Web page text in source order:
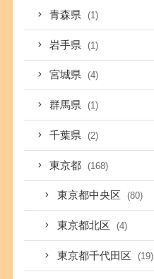
青森県 (1)
岩手県 (1)
宮城県 (4)
群馬県 (1)
千葉県 (2)
東京都 (168)
東京都中央区 (80)
東京都北区 (4)
東京都千代田区 (19)